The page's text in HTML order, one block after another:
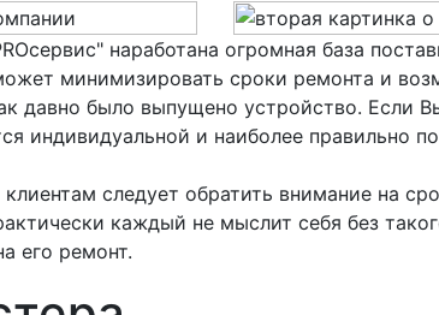
наработана огромная база
минимизировать сроки ремонта и
давно было выпущено устройство.
индивидуальной и наиболее правильно
следует обратить внимание на
каждый не мыслит себя без
его ремонт.